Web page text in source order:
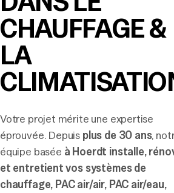
CHAUFFAGE &
LA
Votre projet mérite une expertise
éprouvée. Depuis plus de 30 ans,
équipe basée à Hoerdt installe,
et entretient vos systèmes de
chauffage, PAC air/air, PAC air/eau,